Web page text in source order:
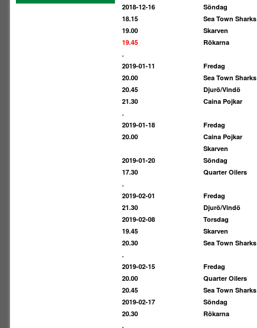
2018-12-16
Söndag
18.15
Sea Town Sharks
19.00
Skarven
19.45
Rökarna
.
2019-01-11
Fredag
20.00
Sea Town Sharks
20.45
Djurö/Vindö
21.30
Caina Pojkar
.
2019-01-18
Fredag
20.00
Caina Pojkar
Skarven
2019-01-20
Söndag
17.30
Quarter Oilers
.
2019-02-01
Fredag
21.30
Djurö/Vindö
2019-02-08
Torsdag
19.45
Skarven
20.30
Sea Town Sharks
.
2019-02-15
Fredag
20.00
Quarter Oilers
20.45
Sea Town Sharks
2019-02-17
Söndag
20.30
Rökarna
.